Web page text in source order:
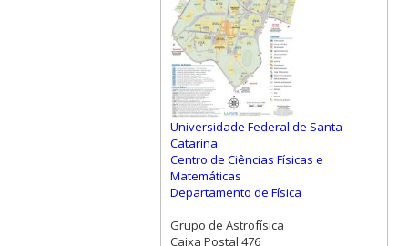
Universidade Federal de Santa
Catarina
Centro de Ciências Físicas e
Matemáticas
Departamento de Física
Grupo de Astrofísica
Caixa Postal 476